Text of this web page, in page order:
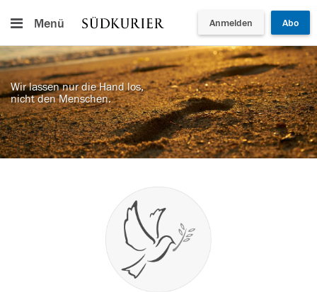
Menü Anmelden Abo
Wir lassen nur die Hand los,
nicht den Menschen.